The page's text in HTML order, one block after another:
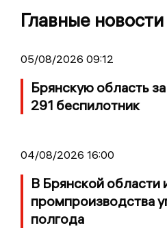
Главные новости
05/08/2026 09:12
Брянскую область
291 беспилотник
04/08/2026 16:00
В Брянской области
промпроизводства
полгода